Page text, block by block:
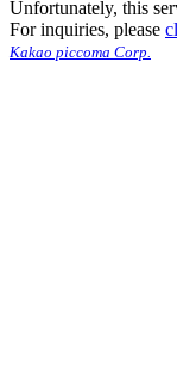
Unfortunately, this
For inquiries, please
Kakao piccoma Corp.